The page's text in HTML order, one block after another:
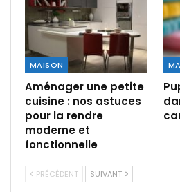
MAISON
Aménager une petite
cuisine : nos astuces
pour la rendre
moderne et
fonctionnelle
PRÉCÉDENT SUIVANT